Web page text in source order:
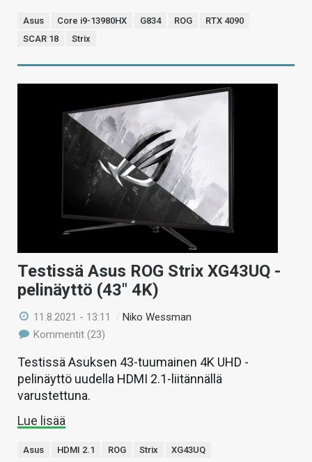
Asus Core i9-13980HX G834 ROG
RTX 4090
SCAR 18
Strix
Testissä Asus ROG Strix XG43UQ -
pelinäyttö (43″ 4K)
11.8.2021 - 13:11 /Niko Wessman
Kommentit (23)
Testissä Asuksen 43-tuumainen 4K UHD -
pelinäyttö uudella HDMI 2.1-liitännällä
varustettuna.
Lue lisää
Asus HDMI 2.1 ROG Strix XG43UQ